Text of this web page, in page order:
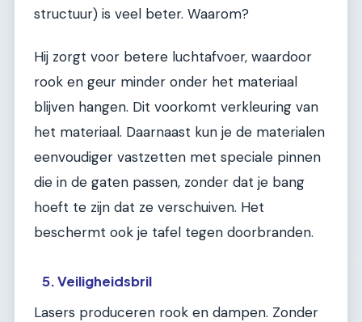
structuur) is veel beter. Waarom?
Hij zorgt voor betere luchtafvoer, waardoor
rook en geur minder onder het materiaal
blijven hangen. Dit voorkomt verkleuring van
het materiaal. Daarnaast kun je de materialen
eenvoudiger vastzetten met speciale pinnen
die in de gaten passen, zonder dat je bang
hoeft te zijn dat ze verschuiven. Het
beschermt ook je tafel tegen doorbranden.
5. Veiligheidsbril
Lasers produceren rook en dampen. Zonder